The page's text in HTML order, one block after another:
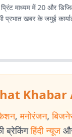
माध्यम में 20 और
खबर के जमुई
Khabar
, मनोरंजन,
ब्रेकिंग हिंदी न्यूज